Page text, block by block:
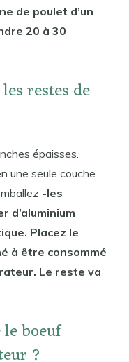
de poulet d’un
20 à 30
restes de
épaisses.
une seule couche
-les
d’aluminium
Placez le
à être consommé
Le reste va
boeuf
?